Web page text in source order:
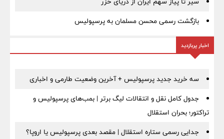
بازگشت رسمی محسن مسلمان به پرسپولیس
اخبار پربازدید
سه خرید جدید پرسپولیس + آخرین وضعیت طارمی و اخباری
جدول کامل نقل و انتقالات لیگ برتر | بمب‌های پرسپولیس و
تراکتور؛ بحران استقلال
جدایی رسمی ستاره استقلال | مقصد بعدی پرسپولیس یا اروپا؟